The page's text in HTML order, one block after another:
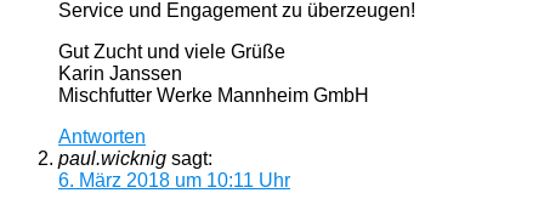
Service und Engagement zu überzeugen!
Gut Zucht und viele Grüße
Karin Janssen
Mischfutter Werke Mannheim GmbH
Antworten
paul.wicknig sagt:
6. März 2018 um 10:11 Uhr